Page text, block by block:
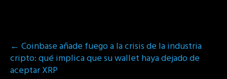
Post
navigation
← Coinbase añade fuego a la crisis de la industria
cripto: qué implica que su wallet haya dejado de
aceptar XRP